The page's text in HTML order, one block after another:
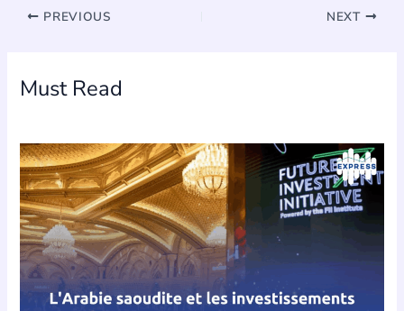
PREVIOUS NEXT
Must Read